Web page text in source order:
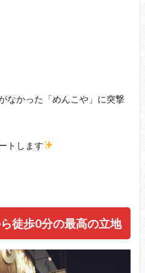
なかった「めんこや」に突撃
トします
徒歩0分の最高の立地